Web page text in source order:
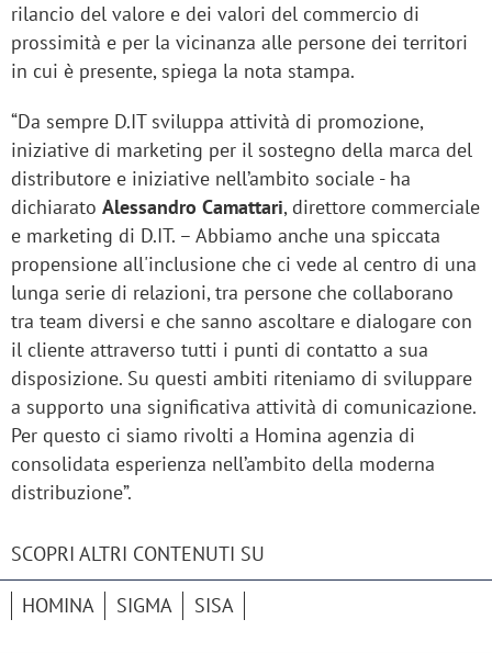
rilancio del valore e dei valori del commercio di
prossimità e per la vicinanza alle persone dei territori
in cui è presente, spiega la nota stampa.
“Da sempre D.IT sviluppa attività di promozione,
iniziative di marketing per il sostegno della marca del
distributore e iniziative nell’ambito sociale - ha
dichiarato Alessandro Camattari, direttore commerciale
e marketing di D.IT. – Abbiamo anche una spiccata
propensione all'inclusione che ci vede al centro di una
lunga serie di relazioni, tra persone che collaborano
tra team diversi e che sanno ascoltare e dialogare con
il cliente attraverso tutti i punti di contatto a sua
disposizione. Su questi ambiti riteniamo di sviluppare
a supporto una significativa attività di comunicazione.
Per questo ci siamo rivolti a Homina agenzia di
consolidata esperienza nell’ambito della moderna
distribuzione”.
SCOPRI ALTRI CONTENUTI SU
HOMINA SIGMA SISA